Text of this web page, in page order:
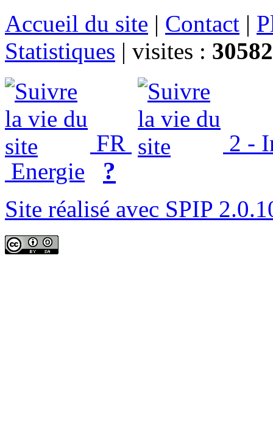
Accueil du site | Contact |
Statistiques | visites :
FR
2 -
Energie
?
Site réalisé avec SPIP